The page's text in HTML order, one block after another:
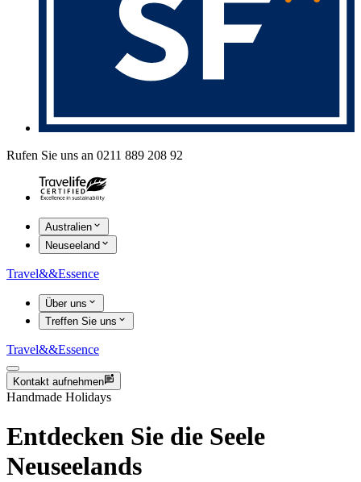
Rufen Sie uns an 0211 889 208 92
Australien
Neuseeland
Travel&&Essence
Über uns
Treffen Sie uns
Travel&&Essence
Kontakt aufnehmen
Handmade Holidays
Entdecken Sie die Seele
Neuseelands